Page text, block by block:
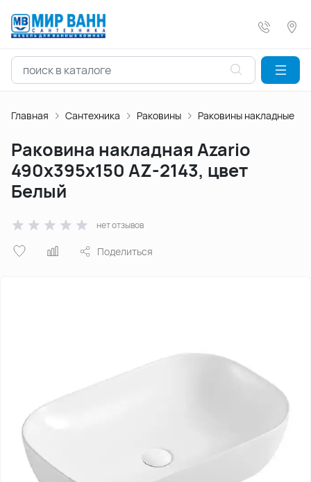
Главная Сантехника Раковины Раковины накладные
Раковина накладная Azario
490х395х150 AZ-2143, цвет
Белый
нет отзывов
Поделиться